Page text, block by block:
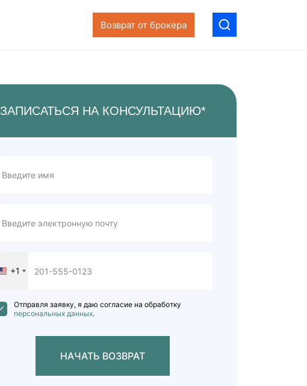
Возврат от брокера
ЗАПИСАТЬСЯ НА КОНСУЛЬТАЦИЮ*
United
+1
+1
Отправля заявку, я даю согласие на обработку
персональных данных.
НАЧАТЬ ВОЗВРАТ